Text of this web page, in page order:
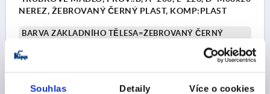
Souhlas Detaily Více o cookies
NEREZ, ŽEBROVANÝ ČERNÝ PLAST, KOMP:PLAST
BARVA ZÁKLADNÍHO TĚLESA=ŽEBROVANÝ ČERNÝ
ROZTEČ OTVORŮ=200
UPEVŇOVACÍ OTVOR=M8X20
DÉLKA=226
NOSNÁ SÍLA N =1000
PROVEDENÍ=B
B=26
H=60